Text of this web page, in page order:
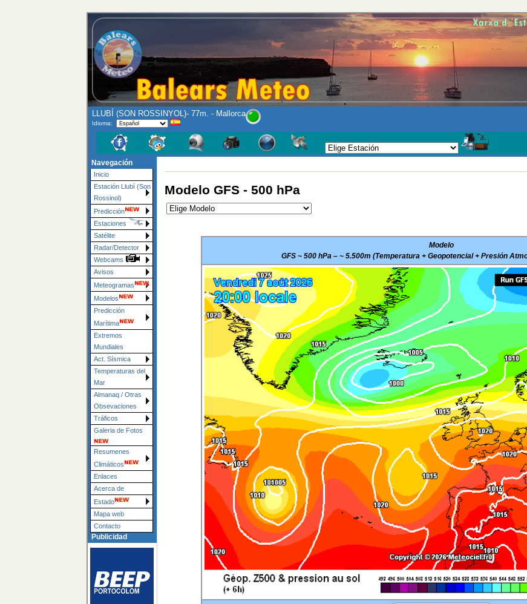
LLUBÍ (SON ROSSINYOL)- 77m. - Mallorca
Idioma:
Navegación
Inicio
Estación Llubí (Son
Rossinol)
Predicción
Estaciones
Satélite
Radar/Detector
Webcams
Avisos
Meteogramas
Modelos
Predicción
Marítima
Extremos
Mundiales
Act. Sísmica
Temperaturas del
Mar
Almanaq / Otras
Obsevaciones
Tráficos
Galeria de Fotos
Resumenes
Climáticos
Enlaces
Acerca de
Estado
Mapa web
Contacto
Publicidad
Modelo GFS - 500 hPa
Modelo
GFS ~ 500 hPa – ~ 5.500m (Temperatura + Geopotencial + Presión